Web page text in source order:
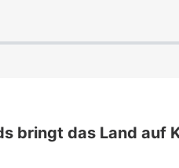
bringt das Land auf